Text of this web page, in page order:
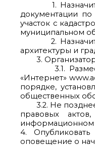
1. Назначить
документации
участок с
муниципальном
2. Назначить
архитектуры и
3.
3.1.
«Интернет»
порядке,
общественных
3.2. Не позднее
правовых
информационном
4.
оповещение о